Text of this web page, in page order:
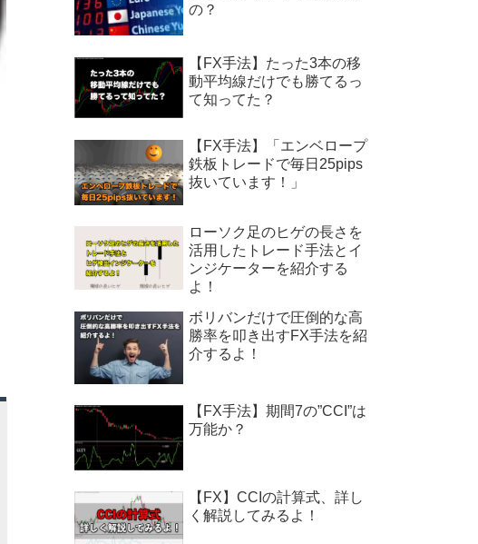
の？
【FX手法】たった3本の移
動平均線だけでも勝てるっ
て知ってた？
【FX手法】「エンベロープ
鉄板トレードで毎日25pips
抜いています！」
ローソク足のヒゲの長さを
活用したトレード手法とイ
ンジケーターを紹介する
よ！
ボリバンだけで圧倒的な高
勝率を叩き出すFX手法を紹
介するよ！
【FX手法】期間7の”CCI”は
万能か？
【FX】CCIの計算式、詳し
く解説してみるよ！